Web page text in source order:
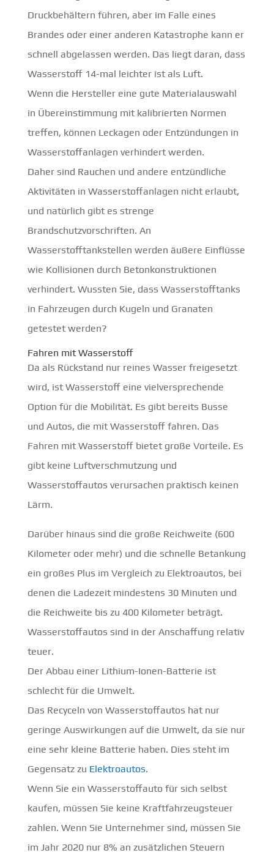
Druckbehältern führen, aber im Falle eines
Brandes oder einer anderen Katastrophe kann er
schnell abgelassen werden. Das liegt daran, dass
Wasserstoff 14-mal leichter ist als Luft.
Wenn die Hersteller eine gute Materialauswahl
in Übereinstimmung mit kalibrierten Normen
treffen, können Leckagen oder Entzündungen in
Wasserstoffanlagen verhindert werden.
Daher sind Rauchen und andere entzündliche
Aktivitäten in Wasserstoffanlagen nicht erlaubt,
und natürlich gibt es strenge
Brandschutzvorschriften. An
Wasserstofftankstellen werden äußere Einflüsse
wie Kollisionen durch Betonkonstruktionen
verhindert. Wussten Sie, dass Wasserstofftanks
in Fahrzeugen durch Kugeln und Granaten
getestet werden?
Fahren mit Wasserstoff
Da als Rückstand nur reines Wasser freigesetzt
wird, ist Wasserstoff eine vielversprechende
Option für die Mobilität. Es gibt bereits Busse
und Autos, die mit Wasserstoff fahren. Das
Fahren mit Wasserstoff bietet große Vorteile. Es
gibt keine Luftverschmutzung und
Wasserstoffautos verursachen praktisch keinen
Lärm.
Darüber hinaus sind die große Reichweite (600
Kilometer oder mehr) und die schnelle Betankung
ein großes Plus im Vergleich zu Elektroautos, bei
denen die Ladezeit mindestens 30 Minuten und
die Reichweite bis zu 400 Kilometer beträgt.
Wasserstoffautos sind in der Anschaffung relativ
teuer.
Der Abbau einer Lithium-Ionen-Batterie ist
schlecht für die Umwelt.
Das Recyceln von Wasserstoffautos hat nur
geringe Auswirkungen auf die Umwelt, da sie nur
eine sehr kleine Batterie haben. Dies steht im
Gegensatz zu Elektroautos.
Wenn Sie ein Wasserstoffauto für sich selbst
kaufen, müssen Sie keine Kraftfahrzeugsteuer
zahlen. Wenn Sie Unternehmer sind, müssen Sie
im Jahr 2020 nur 8% an zusätzlichen Steuern